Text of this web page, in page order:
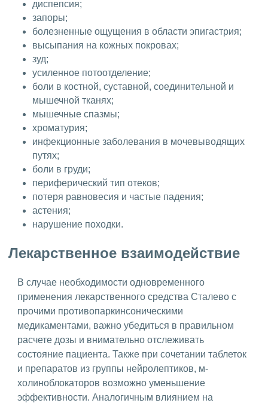
диспепсия;
запоры;
болезненные ощущения в области эпигастрия;
высыпания на кожных покровах;
зуд;
усиленное потоотделение;
боли в костной, суставной, соединительной и
мышечной тканях;
мышечные спазмы;
хроматурия;
инфекционные заболевания в мочевыводящих
путях;
боли в груди;
периферический тип отеков;
потеря равновесия и частые падения;
астения;
нарушение походки.
Лекарственное взаимодействие
В случае необходимости одновременного
применения лекарственного средства Сталево с
прочими противопаркинсоническими
медикаментами, важно убедиться в правильном
расчете дозы и внимательно отслеживать
состояние пациента. Также при сочетании таблеток
и препаратов из группы нейролептиков, м-
холиноблокаторов возможно уменьшение
эффективности. Аналогичным влиянием на